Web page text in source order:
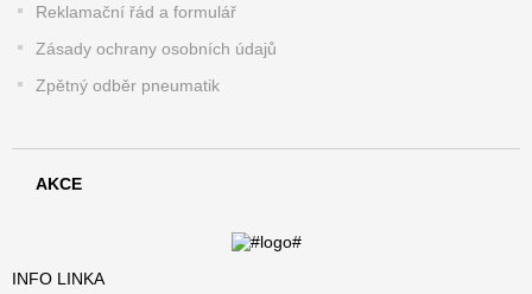
Reklamační řád a formulář
Zásady ochrany osobních údajů
Zpětný odběr pneumatik
AKCE
INFO LINKA